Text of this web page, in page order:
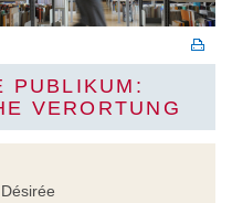
PUBLIKUM:
VERORTUNG